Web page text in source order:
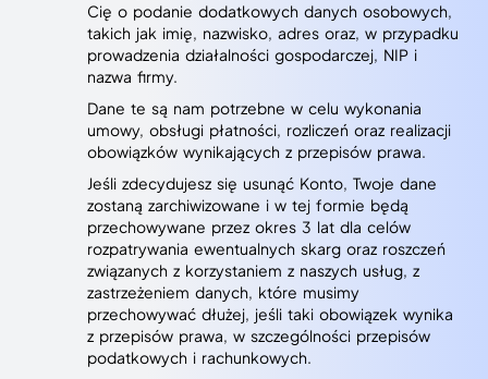
Cię o podanie dodatkowych danych osobowych,
takich jak imię, nazwisko, adres oraz, w przypadku
prowadzenia działalności gospodarczej, NIP i
nazwa firmy.
Dane te są nam potrzebne w celu wykonania
umowy, obsługi płatności, rozliczeń oraz realizacji
obowiązków wynikających z przepisów prawa.
Jeśli zdecydujesz się usunąć Konto, Twoje dane
zostaną zarchiwizowane i w tej formie będą
przechowywane przez okres 3 lat dla celów
rozpatrywania ewentualnych skarg oraz roszczeń
związanych z korzystaniem z naszych usług, z
zastrzeżeniem danych, które musimy
przechowywać dłużej, jeśli taki obowiązek wynika
z przepisów prawa, w szczególności przepisów
podatkowych i rachunkowych.